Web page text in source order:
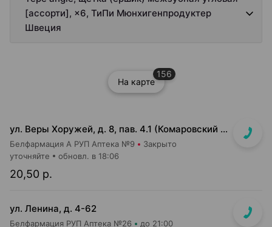
[ассорти], ×6, ТиПи Мюнхигенпродуктер
Швеция
На карте
156
ул. Веры Хоружей, д. 8, пав. 4.1 (Комаровский р-к, 1-й этаж)
Белфармация А РУП Аптека №9 Закрыто
20,50 р.
уточняйте обновл. в 18:06
ул. Ленина, д. 4-62
Белфармация РУП Аптека №26 до 21:00